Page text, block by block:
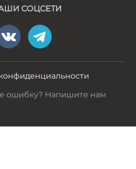
СОЦСЕТИ
ошибку? Напишите нам